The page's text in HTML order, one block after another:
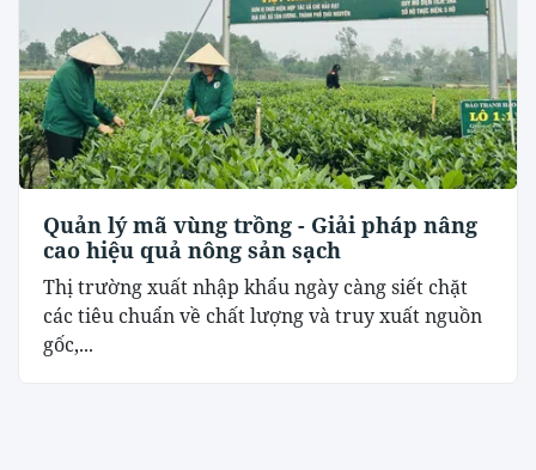
Quản lý mã vùng trồng - Giải pháp nâng
cao hiệu quả nông sản sạch
Thị trường xuất nhập khẩu ngày càng siết chặt
các tiêu chuẩn về chất lượng và truy xuất nguồn
gốc,...